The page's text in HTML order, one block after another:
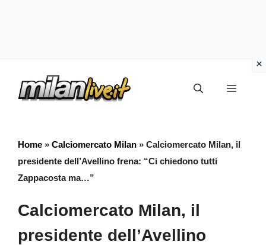
Menu
Home » Calciomercato Milan » Calciomercato Milan, il
presidente dell’Avellino frena: “Ci chiedono tutti
Zappacosta ma…”
Calciomercato Milan, il
presidente dell’Avellino